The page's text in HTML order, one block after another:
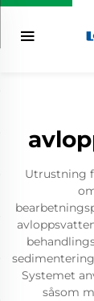
Utrustning
Systemet
såsom